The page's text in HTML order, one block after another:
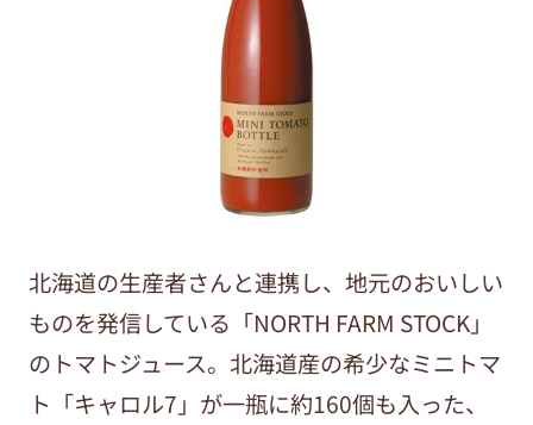
北海道の生産者さんと連携し、地元のおいしい
ものを発信している「NORTH FARM STOCK」
のトマトジュース。北海道産の希少なミニトマ
ト「キャロル7」が一瓶に約160個も入った、